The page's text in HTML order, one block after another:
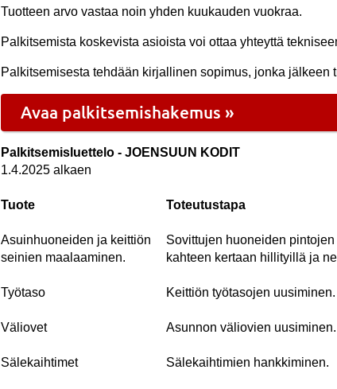
Tuotteen arvo vastaa noin yhden kuukauden vuokraa.
Palkitsemista koskevista asioista voi ottaa yhteyttä
Palkitsemisesta tehdään kirjallinen sopimus, jonka jälkeen
Avaa palkitsemishakemus »
Palkitsemisluettelo - JOENSUUN KODIT
1.4.2025 alkaen
Tuote Toteutustapa
Asuinhuoneiden ja keittiön
seinien maalaaminen.
Sovittujen huoneiden
kahteen kertaan hillityillä ja
Työtaso Keittiön työtasojen uusiminen.
Väliovet Asunnon väliovien uusiminen.
Sälekaihtimet Sälekaihtimien hankkiminen.